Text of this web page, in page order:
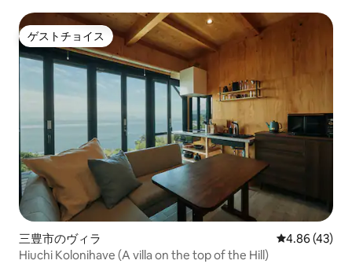
ゲストチョイス
ゲストチョイス
三豊市のヴィラ レビュー43
4.86 (43)
Hiuchi Kolonihave (A villa on the top of the Hill)